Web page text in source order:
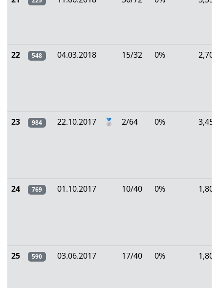
22 548 04.03.2018 15/32 0% 2,70
23 984 22.10.2017 🥈 2/64 0% 3,45
24 769 01.10.2017 10/40 0% 1,80
25 590 03.06.2017 17/40 0% 1,80